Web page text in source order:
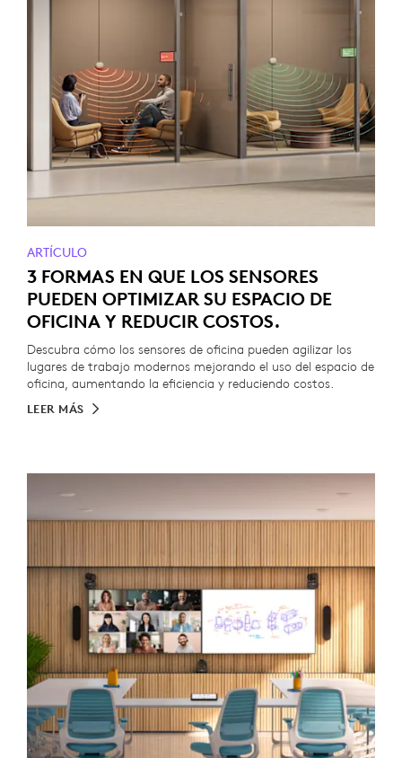
ARTÍCULO
3 FORMAS EN QUE LOS SENSORES
PUEDEN OPTIMIZAR SU ESPACIO DE
OFICINA Y REDUCIR COSTOS.
Descubra cómo los sensores de oficina pueden agilizar los
lugares de trabajo modernos mejorando el uso del espacio de
oficina, aumentando la eficiencia y reduciendo costos.
LEER MÁS